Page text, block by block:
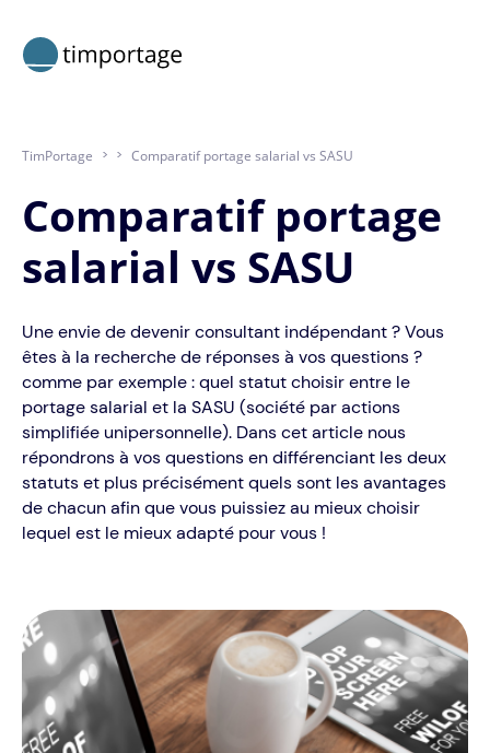
TimPortage > > Comparatif portage salarial vs SASU
Comparatif portage
salarial vs SASU
Une envie de devenir consultant indépendant ? Vous
êtes à la recherche de réponses à vos questions ?
comme par exemple : quel statut choisir entre le
portage salarial et la SASU (société par actions
simplifiée unipersonnelle). Dans cet article nous
répondrons à vos questions en différenciant les deux
statuts et plus précisément quels sont les avantages
de chacun afin que vous puissiez au mieux choisir
lequel est le mieux adapté pour vous !